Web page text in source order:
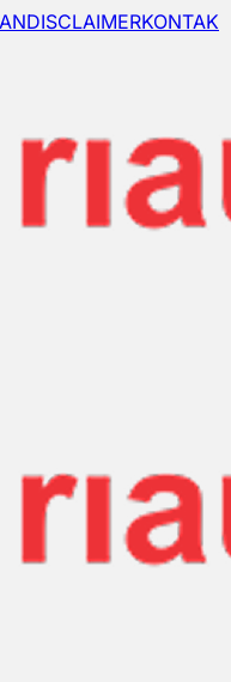
DISCLAIMERKONTAK